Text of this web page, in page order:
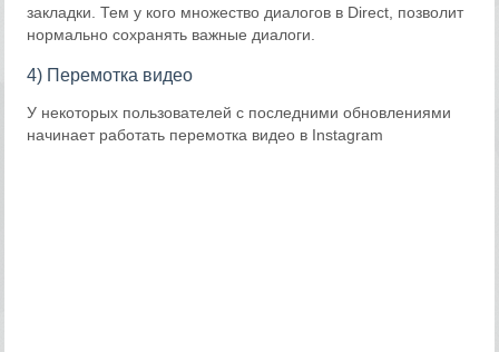
закладки. Тем у кого множество диалогов в Direct, позволит
нормально сохранять важные диалоги.
4) Перемотка видео
У некоторых пользователей с последними обновлениями
начинает работать перемотка видео в Instagram